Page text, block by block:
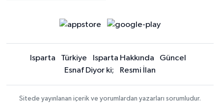
Isparta Türkiye Isparta Hakkında
Güncel
Esnaf Diyor ki;
Resmi İlan
Sitede yayınlanan içerik ve yorumlardan yazarları sorumludur.